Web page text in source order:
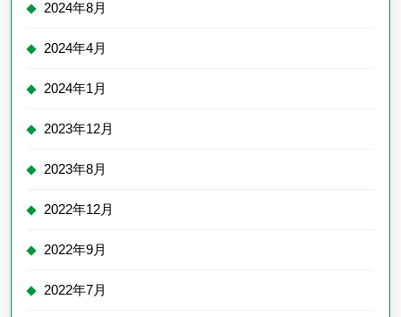
2024年8月
2024年4月
2024年1月
2023年12月
2023年8月
2022年12月
2022年9月
2022年7月